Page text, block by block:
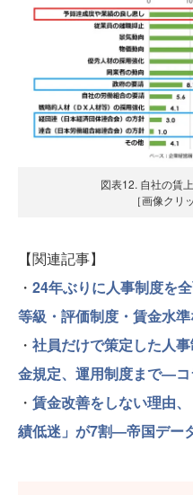
図表12. 自社の賃
［画像クリ
【関連記事】
・ 24年ぶりに人事制度を
等級・評価制度・賃金水
・ 社員だけで策定した人
金規定、運用制度まで―コ
・ 賃金改善をしない理由
績低迷」が7割―帝国デー